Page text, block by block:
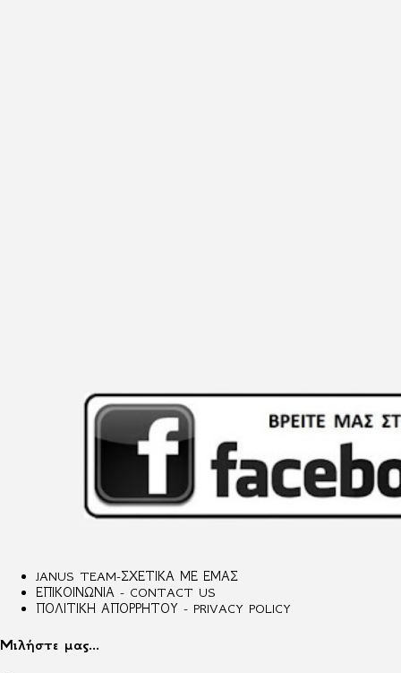
JANUS TEAM-ΣΧΕΤΙΚΑ ΜΕ ΕΜΑΣ
ΕΠΙΚΟΙΝΩΝΙΑ - CONTACT US
ΠΟΛΙΤΙΚΗ ΑΠΟΡΡΗΤΟΥ - PRIVACY POLICY
Μιλήστε μας...